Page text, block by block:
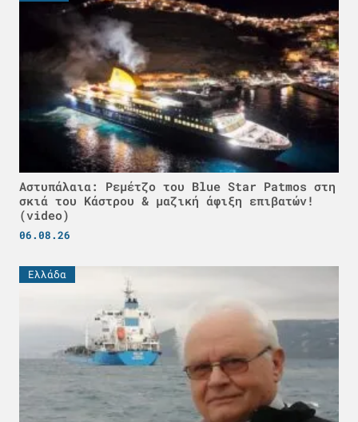
Αστυπάλαια: Ρεμέτζο του Blue Star Patmos στη
σκιά του Κάστρου & μαζική άφιξη επιβατών!
(video)
06.08.26
Ελλάδα